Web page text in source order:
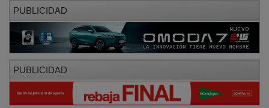
PUBLICIDAD
PUBLICIDAD